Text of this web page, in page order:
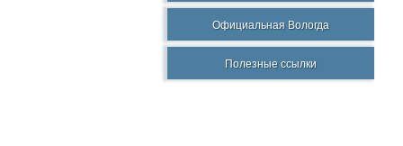
Официальная Вологда
Полезные ссылки